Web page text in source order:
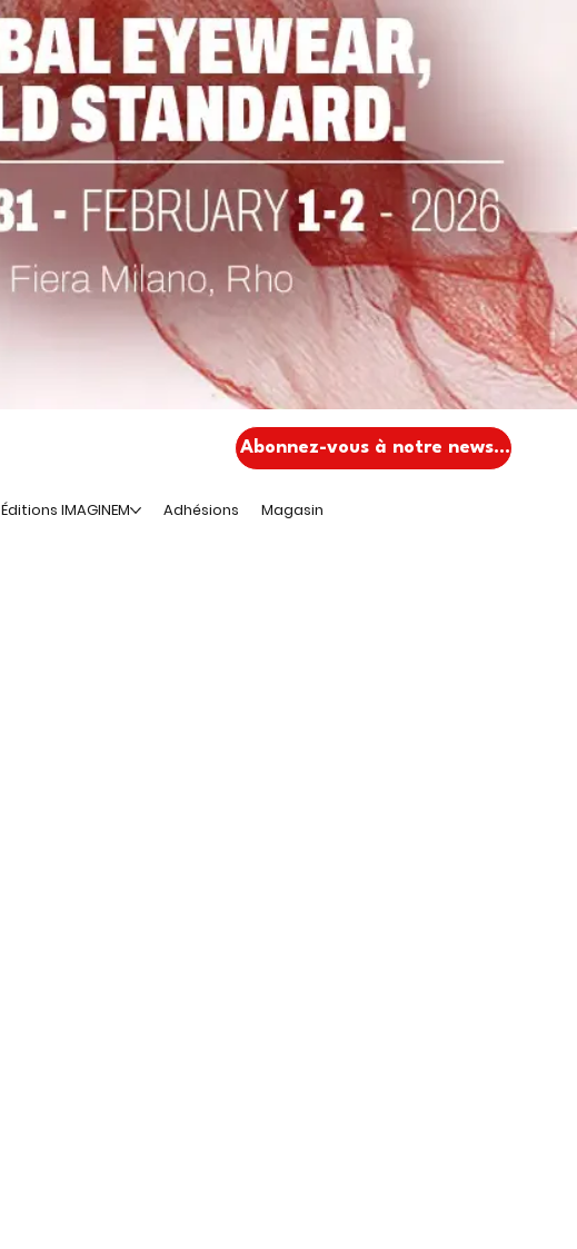
Abonnez-vous à notre newsletter
Éditions IMAGINEM Adhésions Magasin